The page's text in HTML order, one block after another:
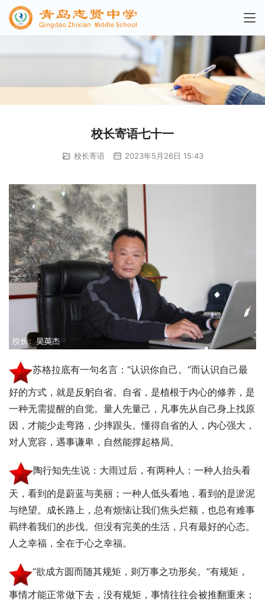
校长寄语七十一
校长寄语 2023年5月26日 15:43
苏格拉底有一句名言：“认识你自己。”而认识自己最
好的方式，就是反躬自省。自省，是植根于内心的修养，是
一种无需提醒的自觉。量人先量己，凡事先从自己身上找原
因，才能少走弯路，少摔跟头。懂得自省的人，内心强大，
对人宽容，遇事谦卑，自然能撑起格局。
陶行知先生说：大雨过后，有两种人：一种人抬头看
天，看到的是蔚蓝与美丽；一种人低头看地，看到的是淤泥
与绝望。成长路上，总有烦恼让我们焦头烂额，也总有难事
羁绊着我们的步伐。但没有完美的生活，只有最好的心态。
人之幸福，全在于心之幸福。
“欲成方圆而随其规矩，则万事之功形矣。”有规矩，
事情才能正常做下去，没有规矩，事情往往会被推翻重来；